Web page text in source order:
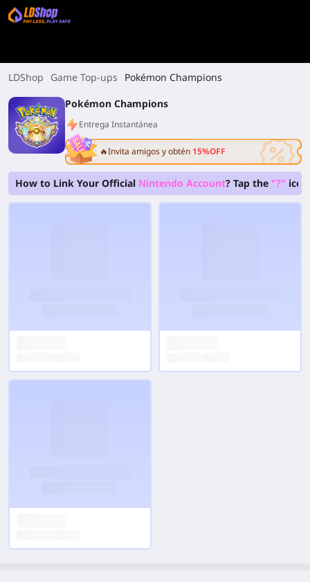
LDShop Game Top-ups
Pokémon Champions
Pokémon Champions
Entrega Instantánea
🔥Invita amigos y obtén 15%OFF
How to Link Your Official Nintendo Account? Tap the "?"